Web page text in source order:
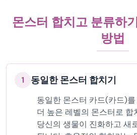
몬스터 합치고 분류하
방법
1 동일한 몬스터 합치기
동일한 몬스터 카드(카드)
더 높은 레벨의 몬스터로 합
당신의 생물이 진화하고 새